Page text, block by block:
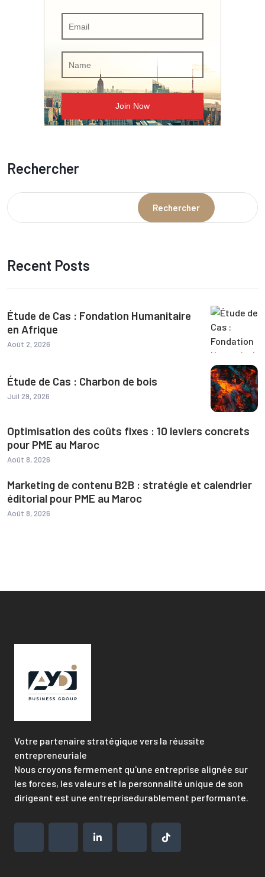
Rechercher
Rechercher
Recent Posts
Étude de Cas : Fondation Humanitaire
en Afrique
Août 2, 2026
Étude de Cas : Charbon de bois
Juil 29, 2026
Optimisation des coûts fixes : 10 leviers concrets
pour PME au Maroc
Août 8, 2026
Marketing de contenu B2B : stratégie et calendrier
éditorial pour PME au Maroc
Août 8, 2026
Votre partenaire stratégique vers la réussite
entrepreneuriale
Nous croyons fermement qu'une entreprise alignée sur
les forces, les valeurs et la personnalité unique de son
dirigeant est une entreprisedurablement performante.